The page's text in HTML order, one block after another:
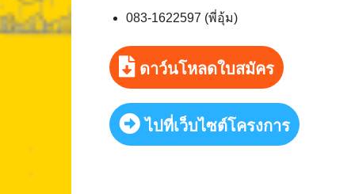
083-1622597 (พี่อุ้ม)
ดาว์นโหลดใบสมัคร
ไปที่เว็บไซต์โครงการ